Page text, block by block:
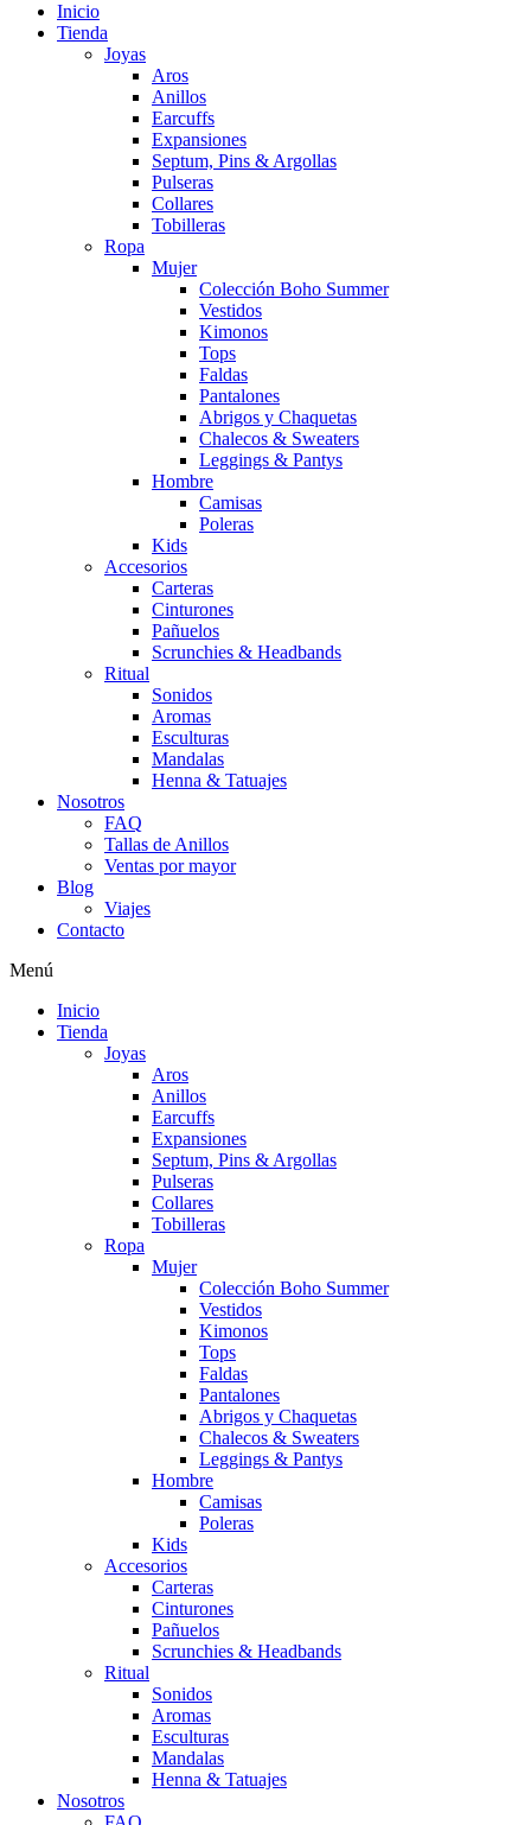
Inicio
Tienda
Joyas
Aros
Anillos
Earcuffs
Expansiones
Septum, Pins & Argollas
Pulseras
Collares
Tobilleras
Ropa
Mujer
Colección Boho Summer
Vestidos
Kimonos
Tops
Faldas
Pantalones
Abrigos y Chaquetas
Chalecos & Sweaters
Leggings & Pantys
Hombre
Camisas
Poleras
Kids
Accesorios
Carteras
Cinturones
Pañuelos
Scrunchies & Headbands
Ritual
Sonidos
Aromas
Esculturas
Mandalas
Henna & Tatuajes
Nosotros
FAQ
Tallas de Anillos
Ventas por mayor
Blog
Viajes
Contacto
Menú
Inicio
Tienda
Joyas
Aros
Anillos
Earcuffs
Expansiones
Septum, Pins & Argollas
Pulseras
Collares
Tobilleras
Ropa
Mujer
Colección Boho Summer
Vestidos
Kimonos
Tops
Faldas
Pantalones
Abrigos y Chaquetas
Chalecos & Sweaters
Leggings & Pantys
Hombre
Camisas
Poleras
Kids
Accesorios
Carteras
Cinturones
Pañuelos
Scrunchies & Headbands
Ritual
Sonidos
Aromas
Esculturas
Mandalas
Henna & Tatuajes
Nosotros